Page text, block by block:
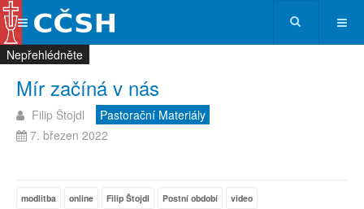
Mír začíná v nás
Filip Štojdl
Pastorační Materiály
7. březen 2022
modlitba online Filip Štojdl Postní období video
Nepřehlédněte
Nepřehlédněte
Nepřehlédněte
Nepřehlédněte